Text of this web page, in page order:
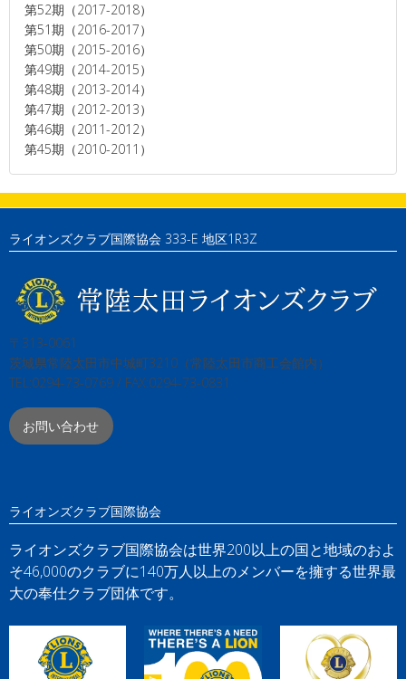
第52期（2017-2018）
第51期（2016-2017）
第50期（2015-2016）
第49期（2014-2015）
第48期（2013-2014）
第47期（2012-2013）
第46期（2011-2012）
第45期（2010-2011）
ライオンズクラブ国際協会 333-E 地区1R3Z
〒313-0061
茨城県常陸太田市中城町3210（常陸太田市商工会館内）
TEL:0294-73-0769 / FAX:0294-73-0831
お問い合わせ
ライオンズクラブ国際協会
ライオンズクラブ国際協会は世界200以上の国と地域のおよ
そ46,000のクラブに140万人以上のメンバーを擁する世界最
大の奉仕クラブ団体です。